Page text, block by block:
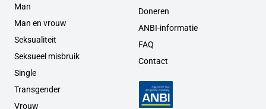
Man
Man en vrouw
Seksualiteit
Seksueel misbruik
Single
Transgender
Vrouw
Doneren
ANBI-informatie
FAQ
Contact